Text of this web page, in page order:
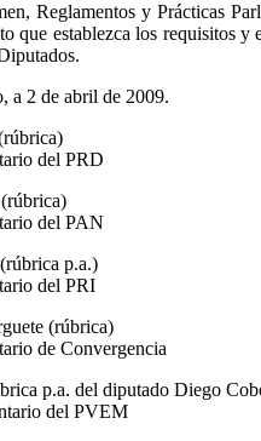
Reglamentos y Prácticas
que establezca los requisitos
a 2 de abril de 2009.
del PRD
del PAN
p.a.)
del PRI
(rúbrica)
de Convergencia
p.a. del diputado Diego
del PVEM